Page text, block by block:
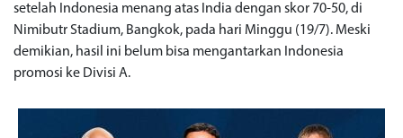
setelah Indonesia menang atas India dengan skor 70-50, di
Nimibutr Stadium, Bangkok, pada hari Minggu (19/7). Meski
demikian, hasil ini belum bisa mengantarkan Indonesia
promosi ke Divisi A.